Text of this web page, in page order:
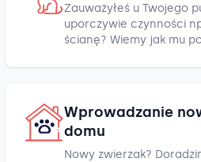
Zauważyłeś u Twojego
uporczywie czynności
ścianę? Wiemy jak mu
Wprowadzanie
domu
Nowy zwierzak?